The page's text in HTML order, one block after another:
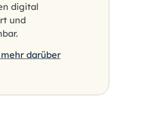
digital
und
darüber